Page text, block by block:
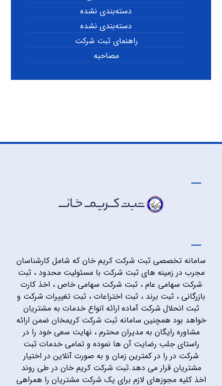
دسته‌بندی نشده
دسته‌بندی نشده
راهنمای ثبت شرکت
مصاحبه
سامانه تخصصی ثبت شرکت کریم خان که شامل کارشناسان
مجرب در زمینه های ثبت شرکت با مسئولیت محدود ، ثبت
شرکت سهامی عام ، ثبت شرکت سهامی خاص ، اخذ کارت
بازرگانی ، ثبت برند ، ثبت اختراعات ، ثبت تغییرات شرکت و
ثبت انحلال شرکت آماده ارائه انواع خدمات به مشتریان
خواهد بود همچنین سامانه ثبت شرکت کریمخان ضمن ارائه
مشاوره رایگان به مدیران محترم ، نهایت سعی خود را در
راستای جلب رضایت آن ها نموده و تمامی خدمات ثبت
شرکت در را در کمترین زمان و به صورت آنلاین در اختیار
مشتریان قرار می دهد.ثبت شرکت کریم خان در طی روند
اخذ کلیه مجوزهای لازم برای یک شرکت مشتریان را همراهی